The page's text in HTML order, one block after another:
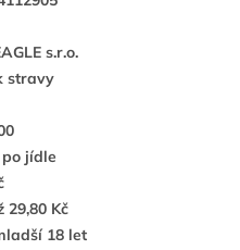
s.r.o.
stravy
jídle
29,80 Kč
18 let